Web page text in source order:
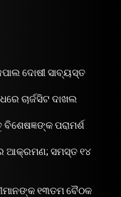
ଦୋଷୀ ସାବ୍ୟସ୍ତ
ଚାର୍ଜସିଟ ଦାଖଲ
ପରାମର୍ଶ
ଆକ୍ରମଣ; ସମସ୍ତ ୧୪
୧୩ତମ ବୈଠକ